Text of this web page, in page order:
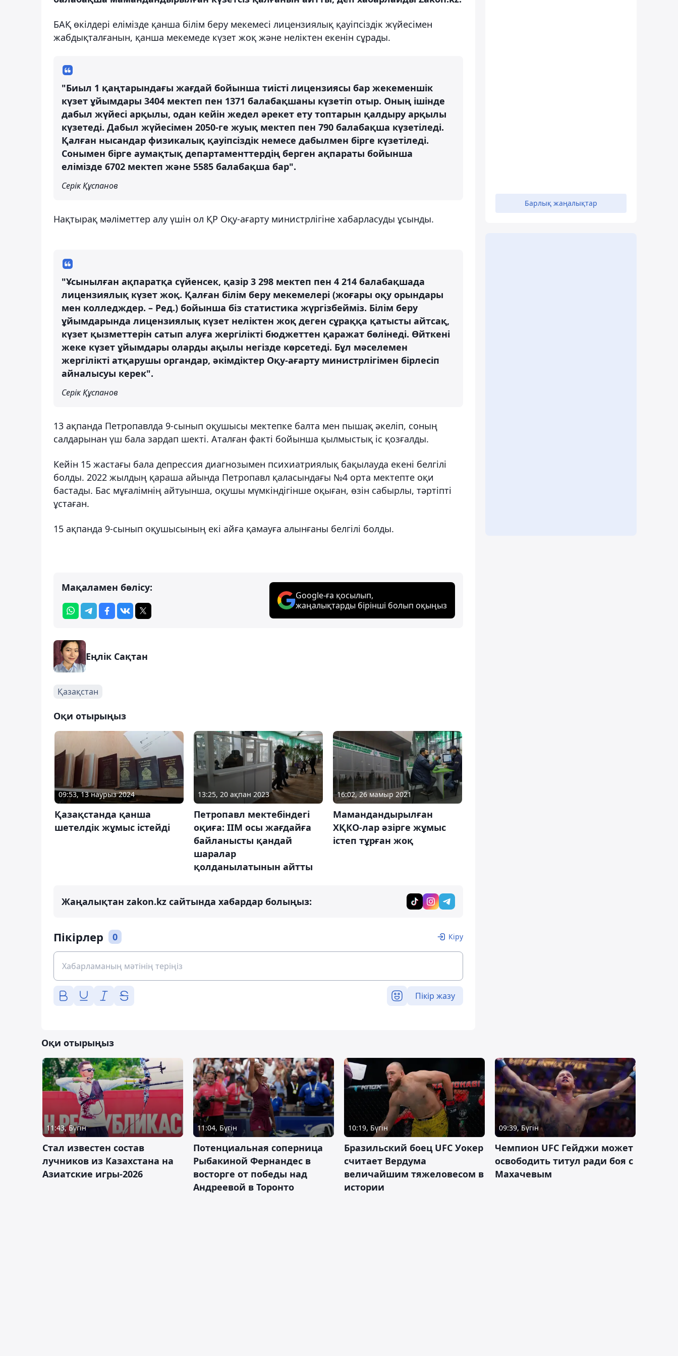
БАҚ өкілдері елімізде қанша білім беру мекемесі лицензиялық қауіпсіздік жүйесімен
жабдықталғанын, қанша мекемеде күзет жоқ және неліктен екенін сұрады.
"Биыл 1 қаңтарындағы жағдай бойынша тиісті лицензиясы бар жекеменшік
күзет ұйымдары 3404 мектеп пен 1371 балабақшаны күзетіп отыр. Оның ішінде
дабыл жүйесі арқылы, одан кейін жедел әрекет ету топтарын қалдыру арқылы
күзетеді. Дабыл жүйесімен 2050-ге жуық мектеп пен 790 балабақша күзетіледі.
Қалған нысандар физикалық қауіпсіздік немесе дабылмен бірге күзетіледі.
Сонымен бірге аумақтық департаменттердің берген ақпараты бойынша
елімізде 6702 мектеп және 5585 балабақша бар".
Серік Құспанов
Нақтырақ мәліметтер алу үшін ол ҚР Оқу-ағарту министрлігіне хабарласуды ұсынды.
"Ұсынылған ақпаратқа сүйенсек, қазір 3 298 мектеп пен 4 214 балабақшада
лицензиялық күзет жоқ. Қалған білім беру мекемелері (жоғары оқу орындары
мен колледждер. – Ред.) бойынша біз статистика жүргізбейміз. Білім беру
ұйымдарында лицензиялық күзет неліктен жоқ деген сұраққа қатысты айтсақ,
күзет қызметтерін сатып алуға жергілікті бюджеттен қаражат бөлінеді. Өйткені
жеке күзет ұйымдары оларды ақылы негізде көрсетеді. Бұл мәселемен
жергілікті атқарушы органдар, әкімдіктер Оқу-ағарту министрлігімен бірлесіп
айналысуы керек".
Серік Құспанов
13 ақпанда Петропавлда 9-сынып оқушысы мектепке балта мен пышақ әкеліп, соның
салдарынан үш бала зардап шекті. Аталған факті бойынша қылмыстық іс қозғалды.
Кейін 15 жастағы бала депрессия диагнозымен психиатриялық бақылауда екені белгілі
болды. 2022 жылдың қараша айында Петропавл қаласындағы №4 орта мектепте оқи
бастады. Бас мұғалімнің айтуынша, оқушы мүмкіндігінше оқыған, өзін сабырлы, тәртіпті
ұстаған.
15 ақпанда 9-сынып оқушысының екі айға қамауға алынғаны белгілі болды.
Мақаламен бөлісу:
Google-ға қосылып,
жаңалықтарды бірінші болып оқыңыз
Еңлік Сақтан
Қазақстан
Оқи отырыңыз
09:53, 13 наурыз 2024
Қазақстанда қанша
шетелдік жұмыс істейді
13:25, 20 ақпан 2023
Петропавл мектебіндегі
оқиға: ІІМ осы жағдайға
байланысты қандай
шаралар
қолданылатынын айтты
16:02, 26 мамыр 2021
Мамандандырылған
ХҚКО-лар әзірге жұмыс
істеп тұрған жоқ
Жаңалықтан zakon.kz сайтында хабардар болыңыз:
Пікірлер 0 Кіру
Пікір жазу
Барлық жаңалықтар
Оқи отырыңыз
11:43, Бүгін
Стал известен состав
лучников из Казахстана на
Азиатские игры-2026
11:04, Бүгін
Потенциальная соперница
Рыбакиной Фернандес в
восторге от победы над
Андреевой в Торонто
10:19, Бүгін
Бразильский боец UFC Уокер
считает Вердума
величайшим тяжеловесом в
истории
09:39, Бүгін
Чемпион UFC Гейджи может
освободить титул ради боя с
Махачевым